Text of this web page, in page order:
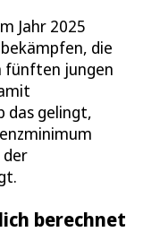
Jahr 2025
die
fünften jungen
das gelingt,
der
berechnet